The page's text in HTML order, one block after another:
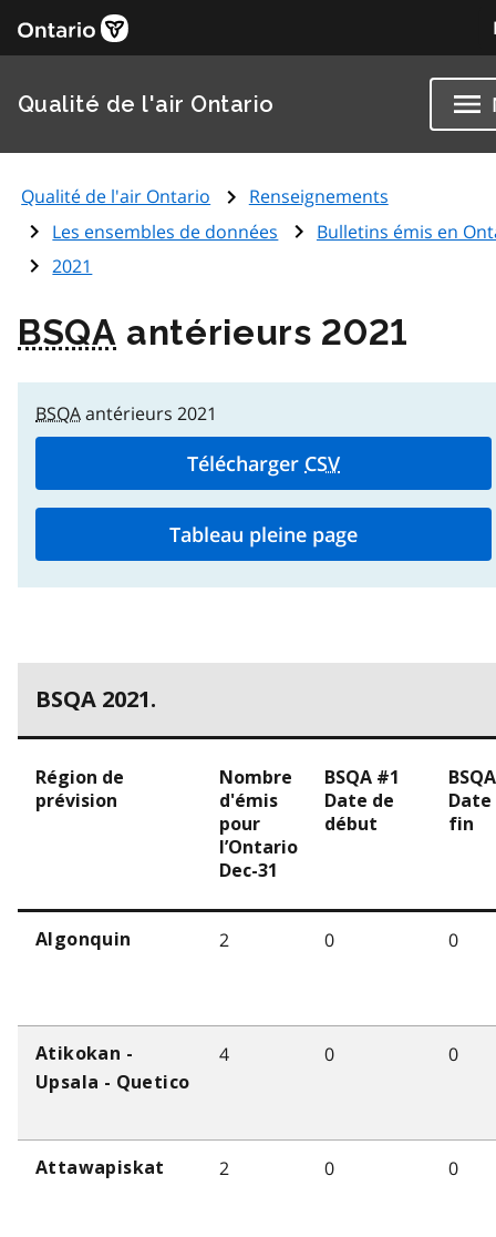
Qualité de l'air Ontario
Qualité de l'air Ontario
Renseignements
Les ensembles de données
Bulletins émis en
2021
BSQA antérieurs 2021
BSQAantérieurs 2021
Télécharger CSV
Tableau pleine page
BSQA 2021.
Région de
prévision
Nombre
d'émis
pour
l’Ontario
Dec-31
BSQA #1
Date de
début
Date
fin
Algonquin 2 0 0
Atikokan -
Upsala - Quetico
4 0 0
Attawapiskat 2 0 0